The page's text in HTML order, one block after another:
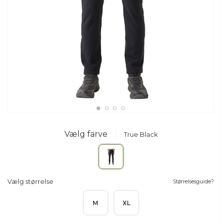
Vælg farve True Black
Vælg størrelse Størrelsesguide?
M XL